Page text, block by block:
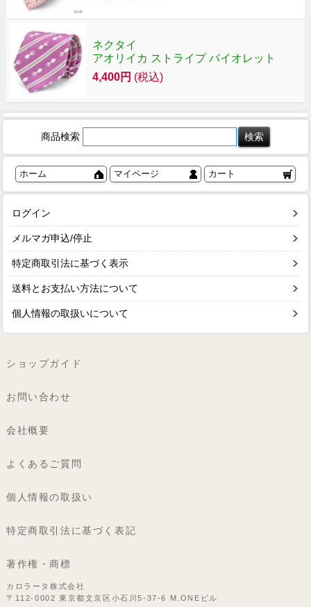
ネクタイ
アオリイカ ストライプ バイオレット
4,400円 (税込)
商品検索
ホーム マイページ カート
ログイン
メルマガ申込/停止
特定商取引法に基づく表示
送料とお支払い方法について
個人情報の取扱いについて
ショップガイド
お問い合わせ
会社概要
よくあるご質問
個人情報の取扱い
特定商取引法に基づく表記
著作権・商標
カロラータ株式会社
〒112-0002 東京都文京区小石川5-37-6 M.ONEビル